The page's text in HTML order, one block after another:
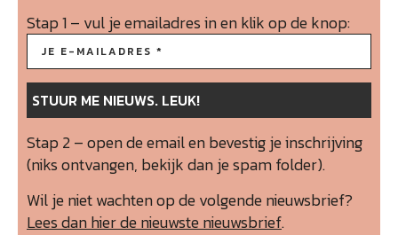
Stap 1 – vul je emailadres in en klik op de knop:
Stap 2 – open de email en bevestig je inschrijving
(niks ontvangen, bekijk dan je spam folder).
Wil je niet wachten op de volgende nieuwsbrief?
Lees dan hier de nieuwste nieuwsbrief.